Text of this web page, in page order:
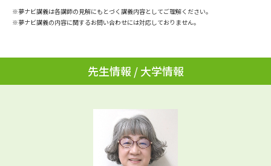
資料の料金の
テレメール
個人情報取扱規定
※夢ナビ講義は各講師の見解にもとづく講義内容としてご理解ください。
※夢ナビ講義の内容に関するお問い合わせには対応しておりません。
先生情報 / 大学情報